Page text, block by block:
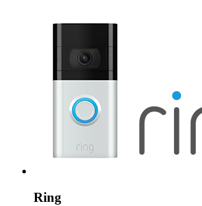
Ring